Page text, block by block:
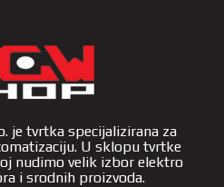
je tvrtka specijalizirana za
U sklopu tvrtke
nudimo velik izbor elektro
i srodnih proizvoda.